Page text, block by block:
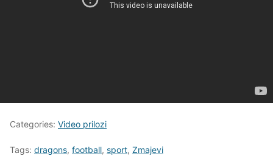
Categories: Video prilozi
Tags: dragons, football, sport, Zmajevi